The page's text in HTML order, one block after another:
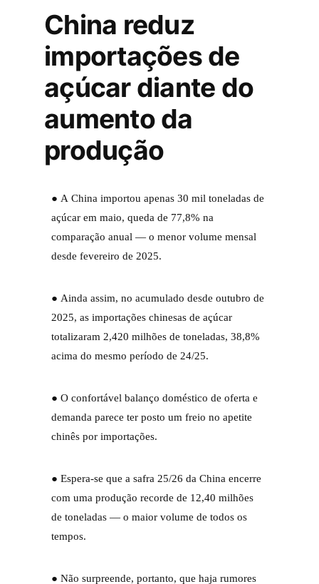
China reduz
importações de
açúcar diante do
aumento da
produção
● A China importou apenas 30 mil toneladas de
açúcar em maio, queda de 77,8% na
comparação anual — o menor volume mensal
desde fevereiro de 2025.
● Ainda assim, no acumulado desde outubro de
2025, as importações chinesas de açúcar
totalizaram 2,420 milhões de toneladas, 38,8%
acima do mesmo período de 24/25.
● O confortável balanço doméstico de oferta e
demanda parece ter posto um freio no apetite
chinês por importações.
● Espera-se que a safra 25/26 da China encerre
com uma produção recorde de 12,40 milhões
de toneladas — o maior volume de todos os
tempos.
● Não surpreende, portanto, que haja rumores